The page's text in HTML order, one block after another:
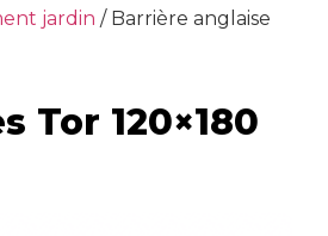
jardin / Barrière anglaise
Tor 120×180